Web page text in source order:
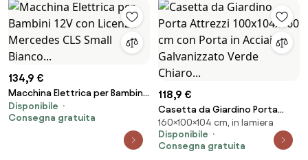
134,9 €
Macchina Elettrica per Bambini
12V con Licenza Mercedes CLS
Small Bianco...
Disponibile
Consegna gratuita
118,9 €
Casetta da Giardino Porta
Attrezzi 100x104x160 cm con
Porta in Acciaio Galvanizzato
Verde Chiaro...
160×100×104 cm, in lamiera
Disponibile
Consegna gratuita